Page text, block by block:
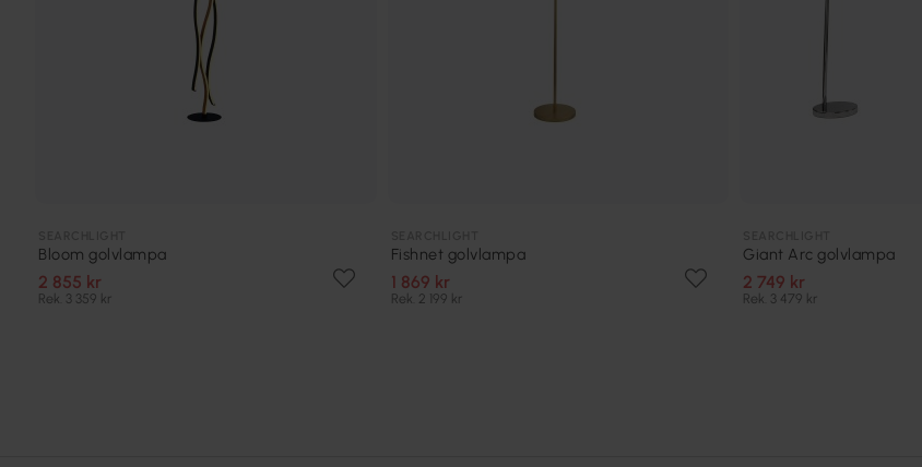
Bloom golvlampa
2 855 kr
Rek. 3 359 kr
Fishnet golvlampa
1 869 kr
Rek. 2 199 kr
Giant Arc golvlampa
2 749 kr
Rek. 3 479 kr